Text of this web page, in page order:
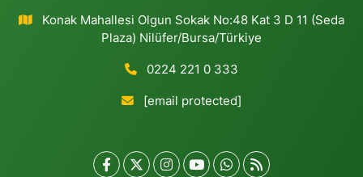
Konak Mahallesi Olgun Sokak No:48 Kat 3 D 11 (Seda
Plaza) Nilüfer/Bursa/Türkiye
0224 221 0 333
[email protected]